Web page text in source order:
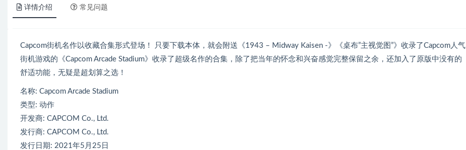
详情介绍 常见问题
Capcom街机名作以收藏合集形式登场！ 只要下载本体，就会附送《1943 – Midway Kaisen -》《桌布”主视觉图”》收录了Capcom人气
街机游戏的《Capcom Arcade Stadium》收录了超级名作的合集，除了把当年的怀念和兴奋感觉完整保留之余，还加入了原版中没有的
舒适功能，无疑是超划算之选！
名称: Capcom Arcade Stadium
类型: 动作
开发商: CAPCOM Co., Ltd.
发行商: CAPCOM Co., Ltd.
发行日期: 2021年5月25日